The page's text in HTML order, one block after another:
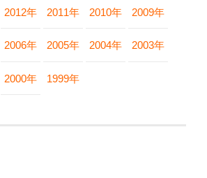
2012年 2011年 2010年 2009年
2006年 2005年 2004年 2003年
2000年 1999年